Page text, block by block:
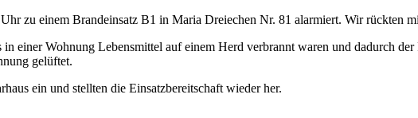
zu einem Brandeinsatz B1 in Maria Dreiechen Nr. 81 alarmiert. Wir rückten
einer Wohnung Lebensmittel auf einem Herd verbrannt waren und dadurch
gelüftet.
ein und stellten die Einsatzbereitschaft wieder her.